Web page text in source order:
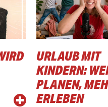
URLAUB MIT
KINDERN:
PLANEN,
ERLEBEN